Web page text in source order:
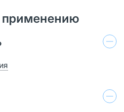
применению